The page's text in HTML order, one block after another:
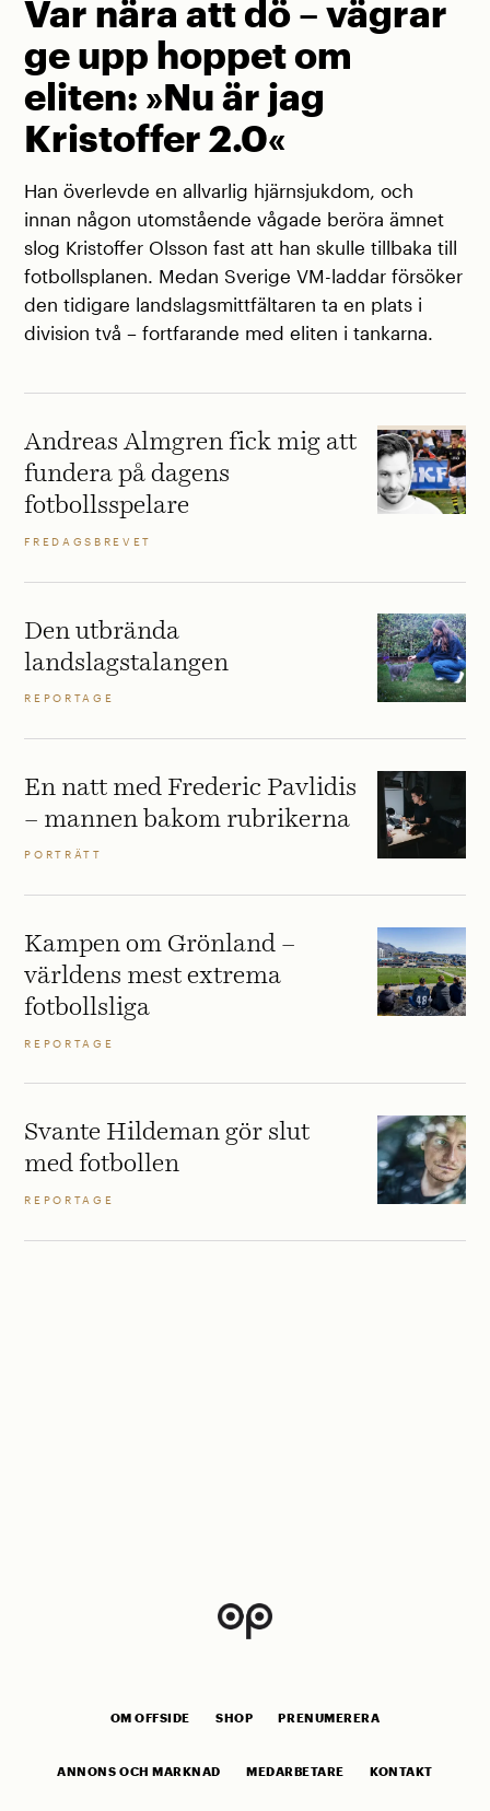
Var nära att dö – vägrar
ge upp hoppet om
eliten: »Nu är jag
Kristoffer 2.0«
Han överlevde en allvarlig hjärnsjukdom, och
innan någon utomstående vågade beröra ämnet
slog Kristoffer Olsson fast att han skulle tillbaka till
fotbollsplanen. Medan Sverige VM-laddar försöker
den tidigare landslagsmittfältaren ta en plats i
division två – fortfarande med eliten i tankarna.
Andreas Almgren fick mig att
fundera på dagens
fotbollsspelare
FREDAGSBREVET
Den utbrända
landslagstalangen
REPORTAGE
En natt med Frederic Pavlidis
– mannen bakom rubrikerna
PORTRÄTT
Kampen om Grönland –
världens mest extrema
fotbollsliga
REPORTAGE
Svante Hildeman gör slut
med fotbollen
REPORTAGE
OM OFFSIDE SHOP PRENUMERERA
ANNONS OCH MARKNAD MEDARBETARE KONTAKT